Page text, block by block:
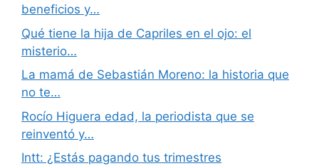
beneficios y…
Qué tiene la hija de Capriles en el ojo: el
misterio…
La mamá de Sebastián Moreno: la historia que
no te…
Rocío Higuera edad, la periodista que se
reinventó y…
Intt: ¿Estás pagando tus trimestres